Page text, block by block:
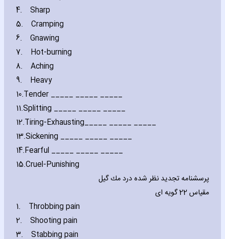
4.
Sharp
5.
Cramping
6.
Gnawing
7.
Hot-burning
8.
Aching
9.
Heavy
10.Tender _____ _____ _____
11.Splitting _____ _____ _____
12.Tiring-Exhausting_____ _____ _____
13.Sickening _____ _____ _____
14.Fearful _____ _____ _____
15.Cruel-Punishing
پرسشنامه تجديد نظر شده درد مك گيل
مقیاس 22گویه ای
1.
Throbbing pain
2.
Shooting pain
3.
Stabbing pain